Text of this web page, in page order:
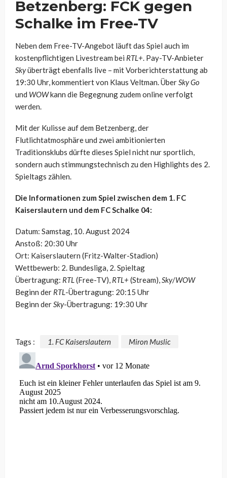
Betzenberg: FCK gegen
Schalke im Free-TV
Neben dem Free-TV-Angebot läuft das Spiel auch im
kostenpflichtigen Livestream bei RTL+. Pay-TV-Anbieter
Skyüberträgt ebenfalls live – mit Vorberichterstattung ab
19:30 Uhr, kommentiert von Klaus Veltman. ÜberSky Go
und WOWkann die Begegnung zudem online verfolgt
werden.
Mit der Kulisse auf dem Betzenberg, der
Flutlichtatmosphäre und zwei ambitionierten
Traditionsklubs dürfte dieses Spiel nicht nur sportlich,
sondern auch stimmungstechnisch zu den Highlights des 2.
Spieltags zählen.
Die Informationen zum Spiel zwischen dem 1. FC
Kaiserslautern und dem FC Schalke 04:
Datum: Samstag, 10. August 2024
Anstoß: 20:30 Uhr
Ort: Kaiserslautern (Fritz-Walter-Stadion)
Wettbewerb: 2. Bundesliga, 2. Spieltag
Übertragung: RTL(Free-TV), RTL+(Stream),Sky/WOW
Beginn der RTL-Übertragung: 20:15 Uhr
Beginn derSky-Übertragung: 19:30 Uhr
Tags : 1. FC Kaiserslautern Miron Muslic